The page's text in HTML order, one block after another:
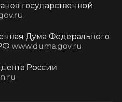
государственной
Дума Федерального
www.duma.gov.ru
России